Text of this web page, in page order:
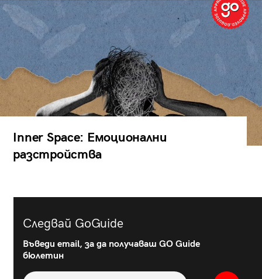
Inner Space: Емоционални
разстройства
Следвай GoGuide
Въведи email, за да получаваш GO Guide
бюлетин